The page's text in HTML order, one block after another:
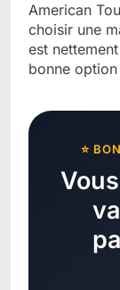
American
choisir une
est
bonne
⭐